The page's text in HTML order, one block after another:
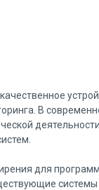
В
для